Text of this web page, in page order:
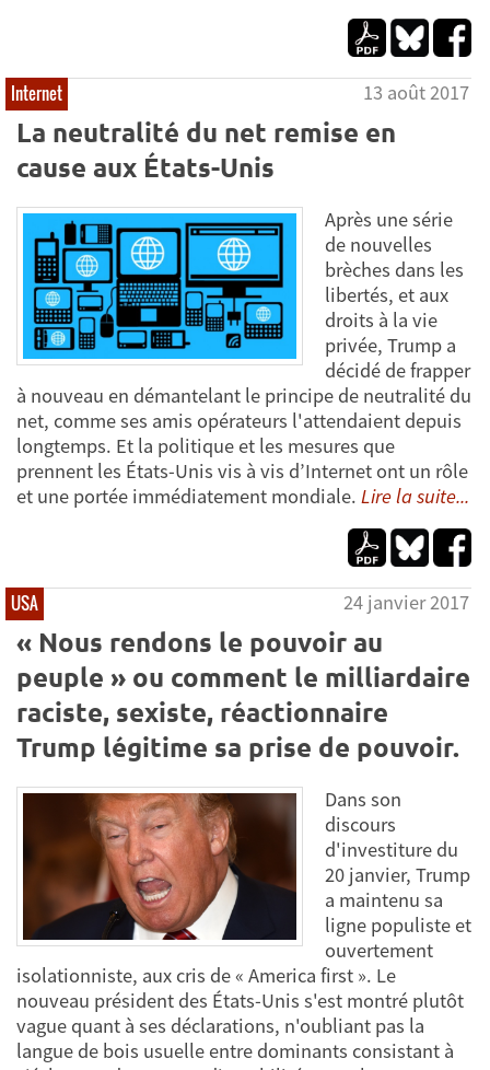
Internet 13 août 2017
La neutralité du net remise en
cause aux États-Unis
Après une série
de nouvelles
brèches dans les
libertés, et aux
droits à la vie
privée, Trump a
décidé de frapper
à nouveau en démantelant le principe de neutralité du
net, comme ses amis opérateurs l'attendaient depuis
longtemps. Et la politique et les mesures que
prennent les États-Unis vis à vis d’Internet ont un rôle
et une portée immédiatement mondiale. Lire la suite...
USA 24 janvier 2017
« Nous rendons le pouvoir au
peuple » ou comment le milliardaire
raciste, sexiste, réactionnaire
Trump légitime sa prise de pouvoir.
Dans son
discours
d'investiture du
20 janvier, Trump
a maintenu sa
ligne populiste et
ouvertement
isolationniste, aux cris de « America first ». Le
nouveau président des États-Unis s'est montré plutôt
vague quant à ses déclarations, n'oubliant pas la
langue de bois usuelle entre dominants consistant à